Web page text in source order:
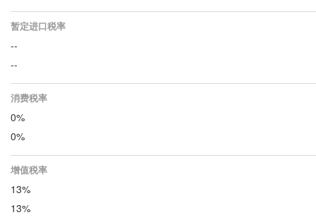
暂定进口税率
--
--
消费税率
0%
0%
增值税率
13%
13%